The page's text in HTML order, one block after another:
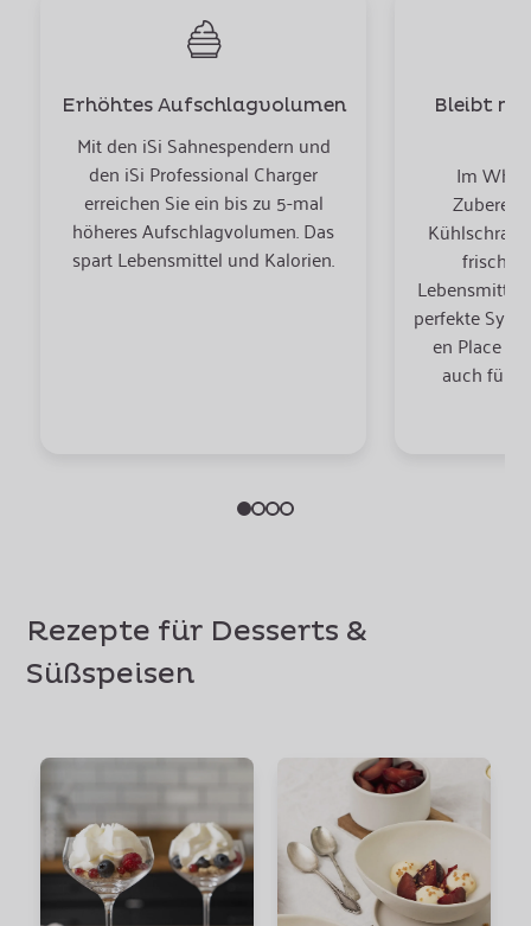
Erhöhtes Aufschlagvolumen
Mit den iSi Sahnespendern und
den iSi Professional Charger
erreichen Sie ein bis zu 5-mal
höheres Aufschlagvolumen. Das
spart Lebensmittel und Kalorien.
Bleibt
Im
frisch.
perfekte
en Place -
auch für
Rezepte für Desserts &
Süßspeisen